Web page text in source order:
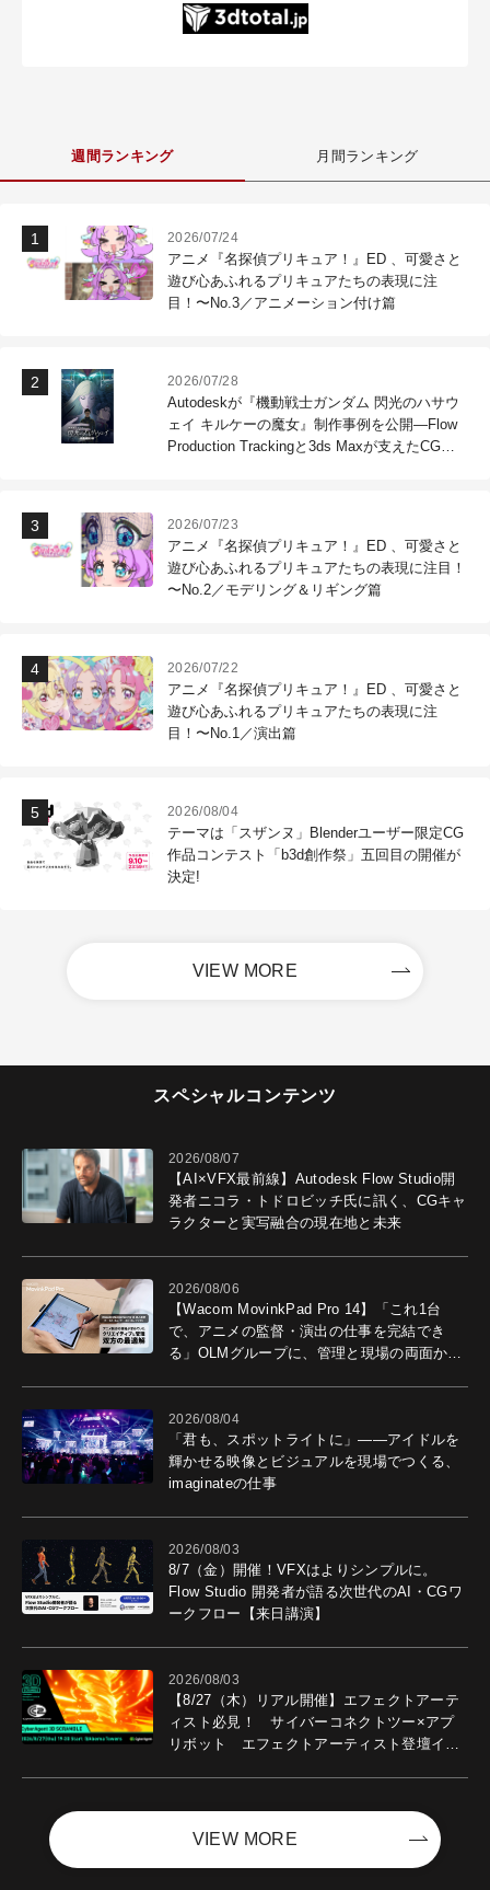
週間ランキング 月間ランキング
2026/07/24
アニメ『名探偵プリキュア！』ED 、可愛さと
遊び心あふれるプリキュアたちの表現に注
目！〜No.3／アニメーション付け篇
2026/07/28
Autodeskが『機動戦士ガンダム 閃光のハサウ
ェイ キルケーの魔女』制作事例を公開―Flow
Production Trackingと3ds Maxが支えたCG制
2026/07/23
アニメ『名探偵プリキュア！』ED 、可愛さと
遊び心あふれるプリキュアたちの表現に注目！
〜No.2／モデリング＆リギング篇
2026/07/22
アニメ『名探偵プリキュア！』ED 、可愛さと
遊び心あふれるプリキュアたちの表現に注
目！〜No.1／演出篇
2026/08/04
テーマは「スザンヌ」Blenderユーザー限定CG
作品コンテスト「b3d創作祭」五回目の開催が
決定!
VIEW MORE
スペシャルコンテンツ
2026/08/07
【AI×VFX最前線】Autodesk Flow Studio開
発者ニコラ・トドロビッチ氏に訊く、CGキャ
ラクターと実写融合の現在地と未来
2026/08/06
【Wacom MovinkPad Pro 14】「これ1台
で、アニメの監督・演出の仕事を完結でき
る」OLMグループに、管理と現場の両面から
2026/08/04
「君も、スポットライトに」――アイドルを
輝かせる映像とビジュアルを現場でつくる、
imaginateの仕事
2026/08/03
8/7（金）開催！VFXはよりシンプルに。
Flow Studio 開発者が語る次世代のAI・CGワ
ークフロー【来日講演】
2026/08/03
【8/27（木）リアル開催】エフェクトアーテ
ィスト必見！ サイバーコネクトツー×アプ
リボット エフェクトアーティスト登壇イベ
VIEW MORE